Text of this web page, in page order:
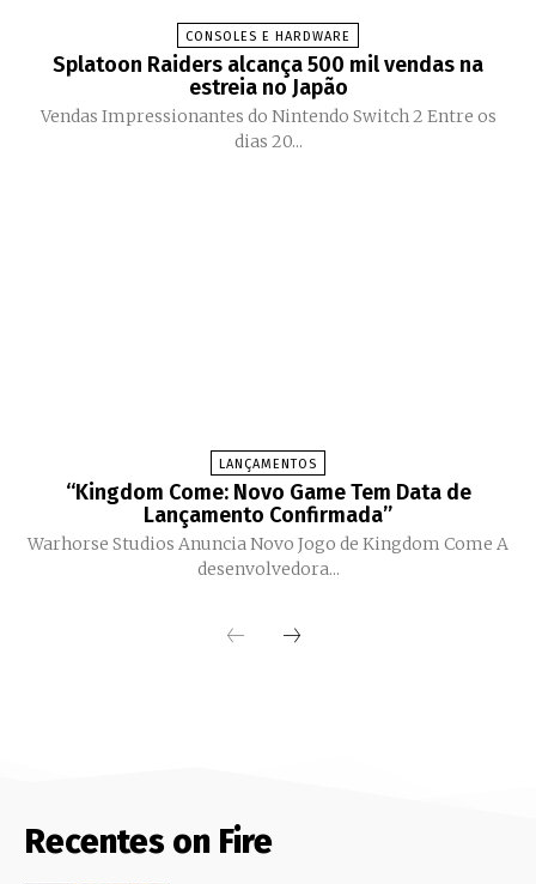
CONSOLES E HARDWARE
Splatoon Raiders alcança 500 mil vendas na
estreia no Japão
Vendas Impressionantes do Nintendo Switch 2 Entre os
dias 20...
LANÇAMENTOS
“Kingdom Come: Novo Game Tem Data de
Lançamento Confirmada”
Warhorse Studios Anuncia Novo Jogo de Kingdom Come A
desenvolvedora...
Recentes on Fire